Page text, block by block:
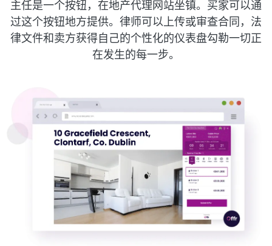
主任是一个按钮，在地产代理网站坐镇。买家可以通
过这个按钮地方提供。律师可以上传或审查合同，法
律文件和卖方获得自己的个性化的仪表盘勾勒一切正
在发生的每一步。